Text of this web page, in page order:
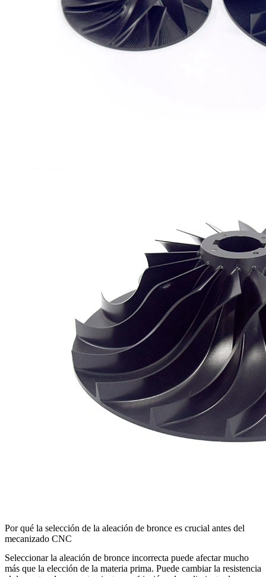
Por qué la selección de la aleación de bronce es crucial antes del
mecanizado CNC
Seleccionar la aleación de bronce incorrecta puede afectar mucho
más que la elección de la materia prima. Puede cambiar la resistencia